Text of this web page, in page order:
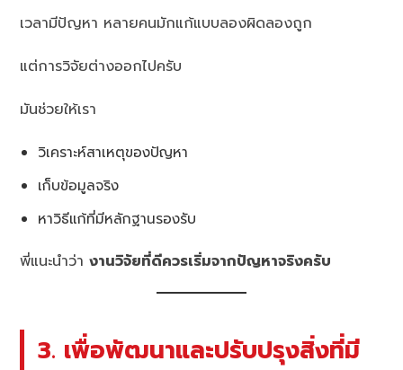
เวลามีปัญหา หลายคนมักแก้แบบลองผิดลองถูก
แต่การวิจัยต่างออกไปครับ
มันช่วยให้เรา
วิเคราะห์สาเหตุของปัญหา
เก็บข้อมูลจริง
หาวิธีแก้ที่มีหลักฐานรองรับ
พี่แนะนำว่างานวิจัยที่ดีควรเริ่มจากปัญหาจริงครับ
3. เพื่อพัฒนาและปรับปรุงสิ่งที่มี